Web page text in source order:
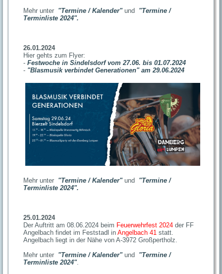
Mehr unter "Termine / Kalender"und "Termine /
Terminliste 2024".
26.01.2024
Hier gehts zum Flyer:
-Festwoche in Sindelsdorf vom 27.06. bis 01.07.2024
- "Blasmusik verbindet Generationen" am 29.06.2024
Mehr unter "Termine / Kalender"und "Termine /
Terminliste 2024".
25.01.2024
Der Auftritt am 08.06.2024 beim Feuerwehrfest 2024 der FF
Angelbach findet im Feststadl inAngelbach 41 statt.
Angelbach liegt in der Nähe von A-3972 Großpertholz.
Mehr unter "Termine / Kalender"und "Termine /
Terminliste 2024".